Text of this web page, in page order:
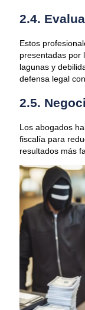
2.4.
Estos
presentadas por
lagunas y
defensa legal
2.5.
Los abogados
fiscalía para
resultados más